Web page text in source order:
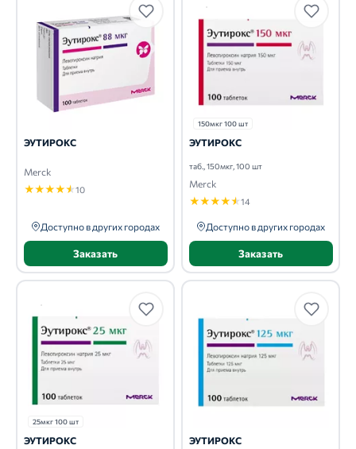
ЭУТИРОКС
Merck
★★★★★10
Доступно в других городах
Заказать
150мкг 100 шт
ЭУТИРОКС
таб., 150мкг, 100 шт
Merck
★★★★★14
Доступно в других городах
Заказать
25мкг 100 шт
ЭУТИРОКС ЭУТИРОКС